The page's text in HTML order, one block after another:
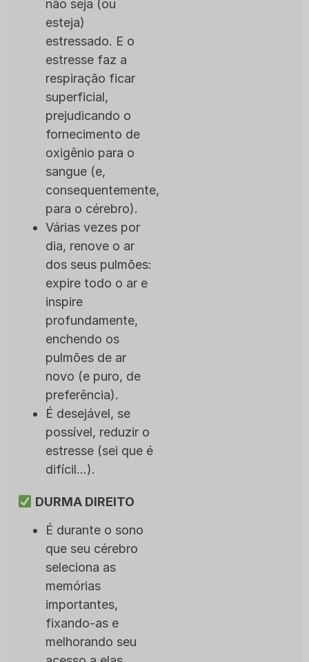
não seja (ou
esteja)
estressado. E o
estresse faz a
respiração ficar
superficial,
prejudicando o
fornecimento de
oxigênio para o
sangue (e,
consequentemente,
para o cérebro).
Várias vezes por
dia, renove o ar
dos seus pulmões:
expire todo o ar e
inspire
profundamente,
enchendo os
pulmões de ar
novo (e puro, de
preferência).
É desejável, se
possível, reduzir o
estresse (sei que é
difícil…).
DURMA DIREITO
É durante o sono
que seu cérebro
seleciona as
memórias
importantes,
fixando-as e
melhorando seu